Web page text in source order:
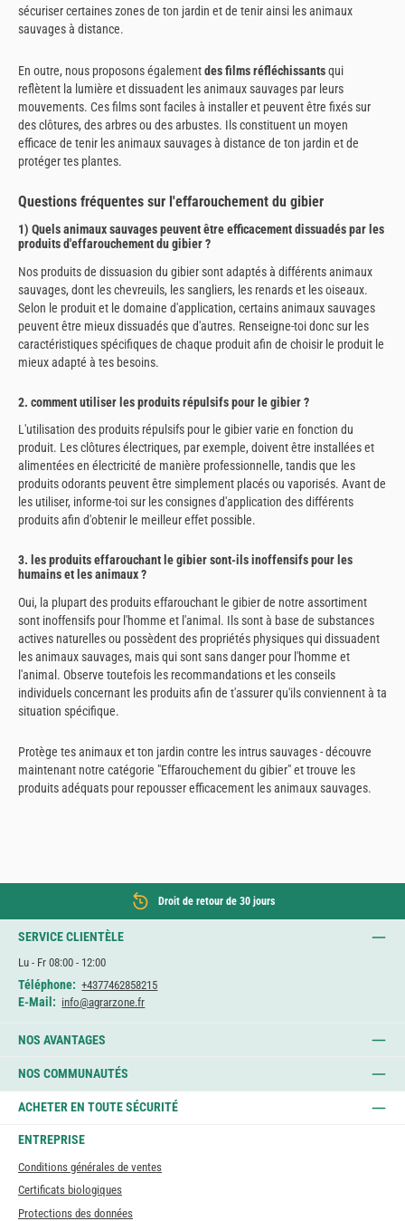
sécuriser certaines zones de ton jardin et de tenir ainsi les animaux
sauvages à distance.
En outre, nous proposons égalementdes films réfléchissantsqui
reflètent la lumière et dissuadent les animaux sauvages par leurs
mouvements. Ces films sont faciles à installer et peuvent être fixés sur
des clôtures, des arbres ou des arbustes. Ils constituent un moyen
efficace de tenir les animaux sauvages à distance de ton jardin et de
protéger tes plantes.
Questions fréquentes sur l'effarouchement du gibier
1) Quels animaux sauvages peuvent être efficacement dissuadés par les
produits d'effarouchement du gibier ?
Nos produits de dissuasion du gibier sont adaptés à différents animaux
sauvages, dont les chevreuils, les sangliers, les renards et les oiseaux.
Selon le produit et le domaine d'application, certains animaux sauvages
peuvent être mieux dissuadés que d'autres. Renseigne-toi donc sur les
caractéristiques spécifiques de chaque produit afin de choisir le produit le
mieux adapté à tes besoins.
2. comment utiliser les produits répulsifs pour le gibier ?
L'utilisation des produits répulsifs pour le gibier varie en fonction du
produit. Les clôtures électriques, par exemple, doivent être installées et
alimentées en électricité de manière professionnelle, tandis que les
produits odorants peuvent être simplement placés ou vaporisés. Avant de
les utiliser, informe-toi sur les consignes d'application des différents
produits afin d'obtenir le meilleur effet possible.
3. les produits effarouchant le gibier sont-ils inoffensifs pour les
humains et les animaux ?
Oui, la plupart des produits effarouchant le gibier de notre assortiment
sont inoffensifs pour l'homme et l'animal. Ils sont à base de substances
actives naturelles ou possèdent des propriétés physiques qui dissuadent
les animaux sauvages, mais qui sont sans danger pour l'homme et
l'animal. Observe toutefois les recommandations et les conseils
individuels concernant les produits afin de t'assurer qu'ils conviennent à ta
situation spécifique.
Protège tes animaux et ton jardin contre les intrus sauvages - découvre
maintenant notre catégorie "Effarouchement du gibier" et trouve les
produits adéquats pour repousser efficacement les animaux sauvages.
Droit de retour de 30 jours
SERVICE CLIENTÈLE
Lu - Fr 08:00 - 12:00
Téléphone: +4377462858215
E-Mail: info@agrarzone.fr
NOS AVANTAGES
NOS COMMUNAUTÉS
ACHETER EN TOUTE SÉCURITÉ
ENTREPRISE
Conditions générales de ventes
Certificats biologiques
Protections des données